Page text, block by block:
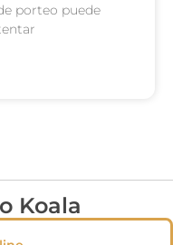
porteo puede
Koala